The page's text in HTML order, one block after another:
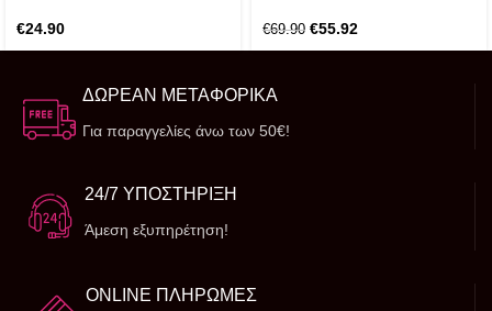
€24.90 €69.90 €55.92
ΔΩΡΕΑΝ ΜΕΤΑΦΟΡΙΚΑ
Για παραγγελίες άνω των 50€!
24/7 ΥΠΟΣΤΗΡΙΞΗ
Άμεση εξυπηρέτηση!
ONLINE ΠΛΗΡΩΜΕΣ